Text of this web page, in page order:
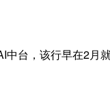
台，该行早在2月